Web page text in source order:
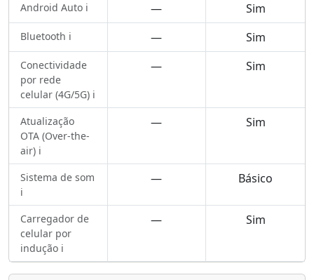
Android Auto ℹ️ — Sim
Bluetooth ℹ️ — Sim
Conectividade
por rede
celular (4G/5G) ℹ️
— Sim
Atualização
OTA (Over-the-
air) ℹ️
— Sim
Sistema de som
ℹ️
— Básico
Carregador de
celular por
indução ℹ️
— Sim